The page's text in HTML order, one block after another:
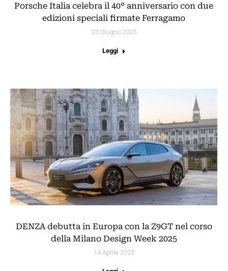
Porsche Italia celebra il 40° anniversario con due
edizioni speciali firmate Ferragamo
23 Giugno 2025
Leggi
DENZA debutta in Europa con la Z9GT nel corso
della Milano Design Week 2025
14 Aprile 2025